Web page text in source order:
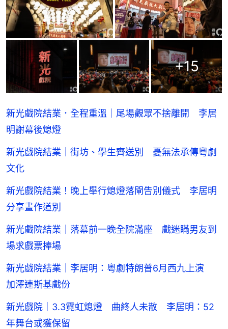
+15
新光戲院結業．全程重溫｜尾場觀眾不捨離開 李居
明謝幕後熄燈
新光戲院結業｜街坊、學生齊送別 憂無法承傳粵劇
文化
新光戲院結業！晚上舉行熄燈落閘告別儀式 李居明
分享畫作道別
新光戲院結業｜落幕前一晚全院滿座 戲迷瞞男友到
場求戲票捧場
新光戲院結業｜李居明：粵劇特朗普6月西九上演
加澤連斯基戲份
新光戲院｜3.3霓虹熄燈 曲終人未散 李居明：52
年舞台或獲保留